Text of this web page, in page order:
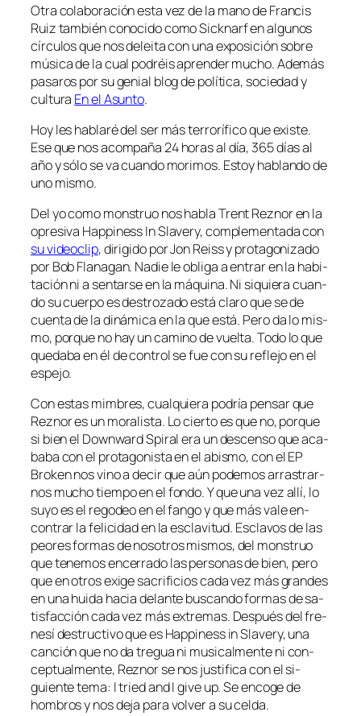
Otra co­la­bo­ra­ción es­ta vez de la mano de Francis
Ruiz tam­bién co­no­ci­do co­mo Sicknarf en al­gu­nos
círcu­los que nos de­lei­ta con una ex­po­si­ción so­bre
mú­si­ca de la cual po­dréis apren­der mu­cho. Además
pa­sa­ros por su ge­nial blog de po­lí­ti­ca, so­cie­dad y
cul­tu­ra En el Asunto.
Hoy les ha­bla­ré del ser más te­rro­rí­fi­co que exis­te.
Ese que nos acom­pa­ña 24 ho­ras al día, 365 días al
año y só­lo se va cuan­do mo­ri­mos. Estoy ha­blan­do de
uno mismo.
Del yo co­mo mons­truo nos ha­bla Trent Reznor en la
opre­si­va Happiness In Slavery, com­ple­men­ta­da con
su vi­deo­clip, di­ri­gi­do por Jon Reiss y pro­ta­go­ni­za­do
por Bob Flanagan. Nadie le obli­ga a en­trar en la ha­bi­
ta­ción ni a sen­tar­se en la má­qui­na. Ni si­quie­ra cuan­
do su cuer­po es des­tro­za­do es­tá cla­ro que se de
cuen­ta de la di­ná­mi­ca en la que es­tá. Pero da lo mis­
mo, por­que no hay un ca­mino de vuel­ta. Todo lo que
que­da­ba en él de con­trol se fue con su re­fle­jo en el
espejo.
Con es­tas mim­bres, cual­quie­ra po­dría pen­sar que
Reznor es un mo­ra­lis­ta. Lo cier­to es que no, por­que
si bien el Downward Spiral era un des­cen­so que aca­
ba­ba con el pro­ta­go­nis­ta en el abis­mo, con el EP
Broken nos vino a de­cir que aún po­de­mos arras­trar­
nos mu­cho tiem­po en el fon­do. Y que una vez allí, lo
su­yo es el re­go­deo en el fan­go y que más va­le en­
con­trar la fe­li­ci­dad en la es­cla­vi­tud. Esclavos de las
peo­res for­mas de no­so­tros mis­mos, del mons­truo
que te­ne­mos en­ce­rra­do las per­so­nas de bien, pe­ro
que en otros exi­ge sa­cri­fi­cios ca­da vez más gran­des
en una hui­da ha­cia de­lan­te bus­can­do for­mas de sa­
tis­fac­ción ca­da vez más ex­tre­mas. Después del fre­
ne­sí des­truc­ti­vo que es Happiness in Slavery, una
can­ción que no da tre­gua ni mu­si­cal­men­te ni con­
cep­tual­men­te, Reznor se nos jus­ti­fi­ca con el si­
guien­te te­ma: I tried and I gi­ve up. Se en­co­ge de
hom­bros y nos de­ja pa­ra vol­ver a su celda.